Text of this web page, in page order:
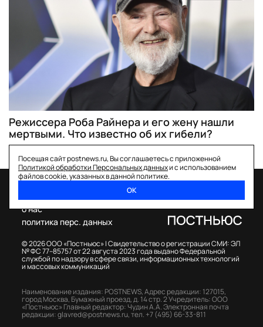
Режиссера Роба Райнера и его жену нашли
мертвыми. Что известно об их гибели?
Посещая сайт postnews.ru, Вы соглашаетесь с приложенной
Политикой обработки Персональных данныхи с использованием
файлов cookie, указанных в данной политике.
ОК
© 2026 ООО «Постньюс» |Свидетельство о регистрации СМИ: ЭЛ
№ ФС 77–85757 от 22 августа 2023 года выдано Федеральной
службой по надзору в сфере связи, информационных технологий
и массовых коммуникаций
о нас
политика перс. данных
Наименование издания: POSTNEWS,Адрес редакции: 127015,
город Москва, Бумажный проезд, д. 14 стр. 2Учредитель: ООО
«Постньюс» Главный редактор: Чудин А.А.Электронная почта
редакции:glavred@postnews.ru,тел. +7 (495) 66-33-811